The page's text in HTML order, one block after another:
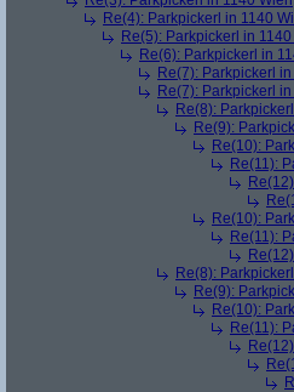
Re(4): Parkpickerl in 1140
Re(5): Parkpickerl in 1140
Re(6): Parkpickerl in
Re(7): Parkpickerl
Re(7): Parkpickerl
Re(8):
Re(9):
Re(10):
Re(11):
Re(10):
Re(11):
Re(8):
Re(9):
Re(10):
Re(11):